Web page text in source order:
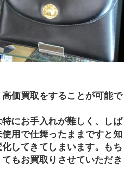
価買取をすることが可能で
にお手入れが難しく、しば
用で仕舞ったままですと知
してきてしまいます。もち
もお買取りさせていただき